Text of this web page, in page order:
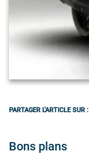
PARTAGER L'ARTICLE SUR :
Bons plans